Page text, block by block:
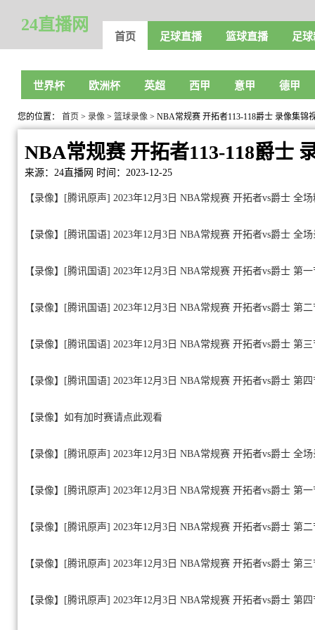
24直播网
首页 足球直播 篮球直播 足
世界杯 欧洲杯 英超 西甲 意甲 德甲
您的位置： 首页 > 录像 > 篮球录像 > NBA常规赛 开拓者113-118爵士 录像集锦
NBA常规赛 开拓者113-118爵士
来源：24直播网 时间：2023-12-25
【录像】[腾讯原声] 2023年12月3日 NBA常规赛 开拓者vs爵士 全
【录像】[腾讯国语] 2023年12月3日 NBA常规赛 开拓者vs爵士 全
【录像】[腾讯国语] 2023年12月3日 NBA常规赛 开拓者vs爵士 第
【录像】[腾讯国语] 2023年12月3日 NBA常规赛 开拓者vs爵士 第
【录像】[腾讯国语] 2023年12月3日 NBA常规赛 开拓者vs爵士 第
【录像】[腾讯国语] 2023年12月3日 NBA常规赛 开拓者vs爵士 第
【录像】如有加时赛请点此观看
【录像】[腾讯原声] 2023年12月3日 NBA常规赛 开拓者vs爵士 全
【录像】[腾讯原声] 2023年12月3日 NBA常规赛 开拓者vs爵士 第
【录像】[腾讯原声] 2023年12月3日 NBA常规赛 开拓者vs爵士 第
【录像】[腾讯原声] 2023年12月3日 NBA常规赛 开拓者vs爵士 第
【录像】[腾讯原声] 2023年12月3日 NBA常规赛 开拓者vs爵士 第